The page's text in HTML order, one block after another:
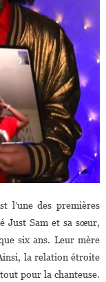
l’une des premières
Just Sam et sa sœur,
six ans. Leur mère
la relation étroite
pour la chanteuse.